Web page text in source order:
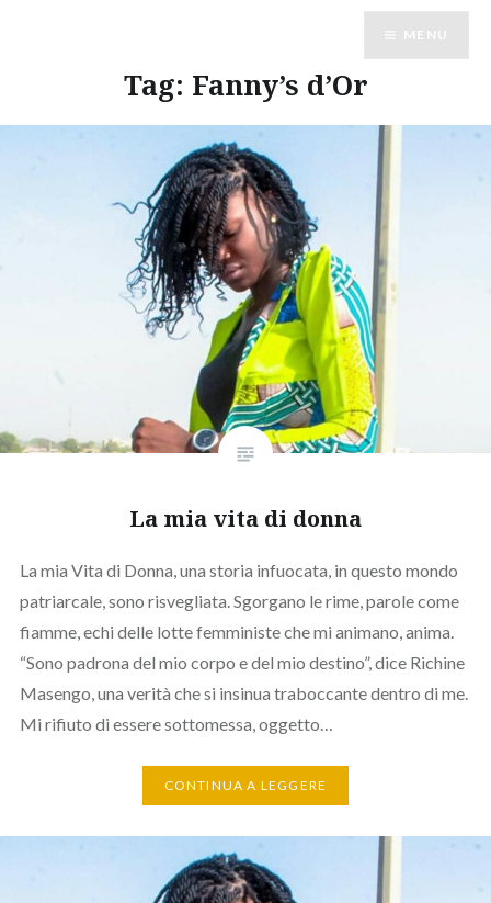
MENU
Tag: Fanny’s d’Or
La mia vita di donna
La mia Vita di Donna, una storia infuocata, in questo mondo
patriarcale, sono risvegliata. Sgorgano le rime, parole come
fiamme, echi delle lotte femministe che mi animano, anima.
“Sono padrona del mio corpo e del mio destino”, dice Richine
Masengo, una verità che si insinua traboccante dentro di me.
Mi rifiuto di essere sottomessa, oggetto…
CONTINUA A LEGGERE